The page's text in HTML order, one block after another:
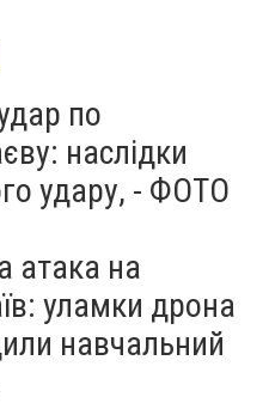
по
наслідки
удару, - ФОТО
атака на
уламки дрона
навчальний